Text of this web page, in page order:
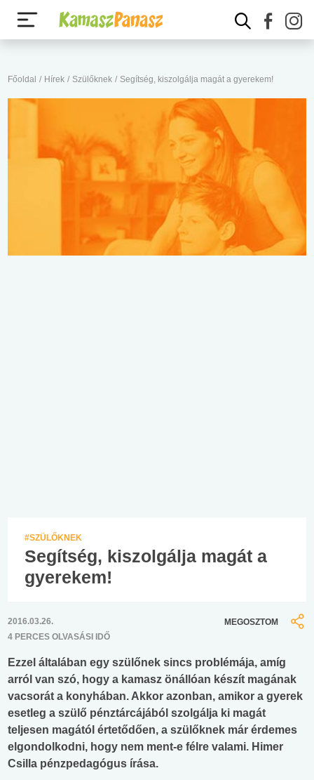
Főoldal / Hírek / Szülőknek / Segítség, kiszolgálja magát a gyerekem!
#SZÜLŐKNEK
Segítség, kiszolgálja magát a
gyerekem!
2016.03.26.
4 PERCES OLVASÁSI IDŐ
MEGOSZTOM
Ezzel általában egy szülőnek sincs problémája, amíg
arról van szó, hogy a kamasz önállóan készít magának
vacsorát a konyhában. Akkor azonban, amikor a gyerek
esetleg a szülő pénztárcájából szolgálja ki magát
teljesen magától értetődően, a szülőknek már érdemes
elgondolkodni, hogy nem ment-e félre valami. Himer
Csilla pénzpedagógus írása.